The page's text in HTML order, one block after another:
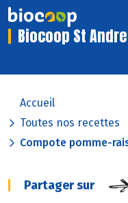
Biocoop St Andre
Accueil
Toutes nos recettes
Compote pomme-
Partager sur